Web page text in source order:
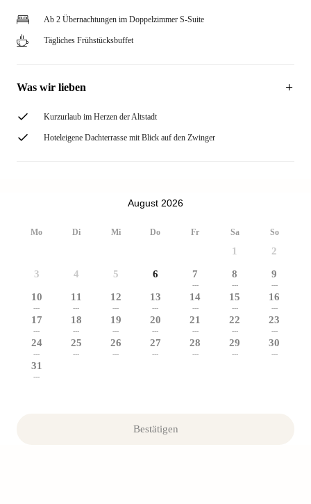
Ab 2 Übernachtungen im Doppelzimmer S-Suite
Tägliches Frühstücksbuffet
Was wir lieben
Kurzurlaub im Herzen der Altstadt
Hoteleigene Dachterrasse mit Blick auf den Zwinger
August 2026
Mo Di Mi Do Fr Sa So
1 2
3 4 5 6 7
---
8
---
9
---
10
---
11
---
12
---
13
---
14
---
15
---
16
---
17
---
18
---
19
---
20
---
21
---
22
---
23
---
24
---
25
---
26
---
27
---
28
---
29
---
30
---
31
---
Bestätigen